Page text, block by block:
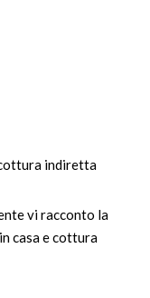
vi racconto la
casa e cottura